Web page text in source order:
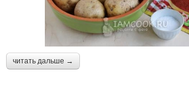
читать дальше →